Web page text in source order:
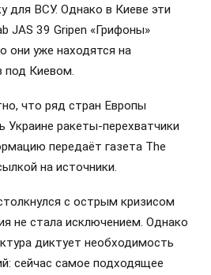
для ВСУ. Однако в Киеве эти
JAS 39 Gripen «Грифоны»
они уже находятся на
под Киевом.
что ряд стран Европы
Украине ракеты-перехватчики
передаёт газета The
на источники.
с острым кризисом
не стала исключением. Однако
диктует необходимость
сейчас самое подходящее